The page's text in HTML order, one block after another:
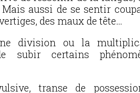
aussi de se sentir
des maux de tête…
division ou la
subir certains
transe de